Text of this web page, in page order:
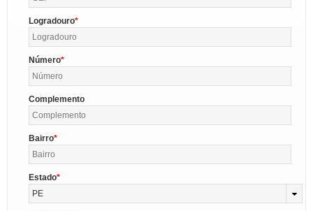
Logradouro
Número
Complemento
Bairro
Estado
PE